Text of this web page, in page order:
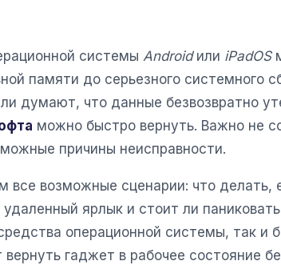
системы Androidили iPadOS
памяти до серьезного системного
думают, что данные безвозвратно
можно быстро вернуть. Важно не
причины неисправности.
все возможные сценарии: что делать,
ярлык и стоит ли
операционной системы, так и
гаджет в рабочее состояние